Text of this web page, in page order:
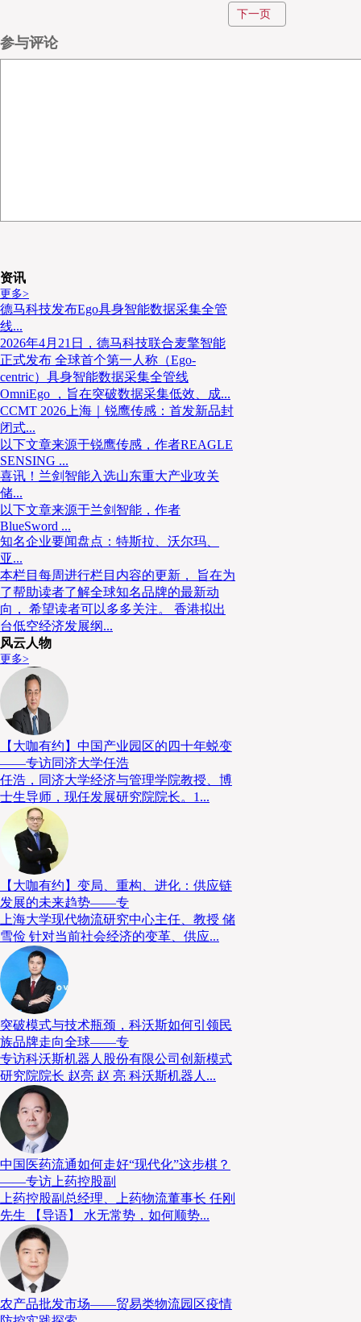
工智能/机器学习技术来优化海洋资源管理、提升气候
海区域的综合管理。现阶段推动蓝色经济的发展，需
配置公平及环境永续性发展之间的矛盾，可通过具体
（Green Shipping Corridors）的崛起
蓝色经济推动了“绿色航运走廊”的建设，即在特定航线
上，通过各国政府与港口合作，布建零排放基础设施
绿色走廊倡议，部分航线（如挪威-荷兰、斯德哥尔
段。在能源转型方面，航运物流正加速转向氨、氢、
源的生产也属于蓝色经济的新兴产业。
（2）智慧化与供应链效能提升
蓝色经济强调资源利用的效率，这推动了国际物流与
型。例如在数字工具应用方面，区块链技术已成为国
减少无谓的纸张浪费并加速清关流程。在AI驱动方面
航线与仓储管理，减少空船率与燃油消耗，降低碳足迹
（3）永续基础设施与绿色港口
港口是蓝色经济与物流的交汇点。2026年的趋势是建
化装卸（如中国台湾高雄港与台中港的自动卸煤系
Power），减少航运在停靠期间对海洋及沿岸环境的污
（4）区域合作与蓝色伙伴关系
随着全球贸易结构调整，蓝色经济成为国际合作的新
面，如RCEP区域内的海洋经济对话，旨在建构更具韧
兴市场发展方面，非洲、中国大陆及东南亚国家正通过
投资与渔业物流链的合作，创造新的经济增长点。
针对蓝色经济的发展，各地区有着不同的发展策略。
策略”强调海洋空间的规划和多部门的协作；群岛国家
保护区来发展生态旅游，既创造了经济收益的同时又
则通过“一带一路”倡议加强与沿线国家的海洋经济合作
下一页
参与评论
资讯
更多>
德马科技发布Ego具身智能数据采集全管
线...
2026年4月21日，德马科技联合麦擎智能
正式发布 全球首个第一人称（Ego-
centric）具身智能数据采集全管线
OmniEgo ，旨在突破数据采集低效、成...
CCMT 2026上海｜锐鹰传感：首发新品封
闭式...
以下文章来源于锐鹰传感，作者REAGLE
SENSING ...
喜讯！兰剑智能入选山东重大产业攻关
储...
以下文章来源于兰剑智能，作者
BlueSword ...
知名企业要闻盘点：特斯拉、沃尔玛、
亚...
本栏目每周进行栏目内容的更新， 旨在为
了帮助读者了解全球知名品牌的最新动
向， 希望读者可以多多关注。 香港拟出
台低空经济发展纲...
风云人物
更多>
【大咖有约】中国产业园区的四十年蜕变
——专访同济大学任浩
任浩，同济大学经济与管理学院教授、博
士生导师，现任发展研究院院长。1...
【大咖有约】变局、重构、进化：供应链
发展的未来趋势——专
上海大学现代物流研究中心主任、教授 储
雪俭 针对当前社会经济的变革、供应...
突破模式与技术瓶颈，科沃斯如何引领民
族品牌走向全球——专
专访科沃斯机器人股份有限公司创新模式
研究院院长 赵亮 赵 亮 科沃斯机器人...
中国医药流通如何走好“现代化”这步棋？
——专访上药控股副
上药控股副总经理、上药物流董事长 任刚
先生 【导语】 水无常势，如何顺势...
农产品批发市场——贸易类物流园区疫情